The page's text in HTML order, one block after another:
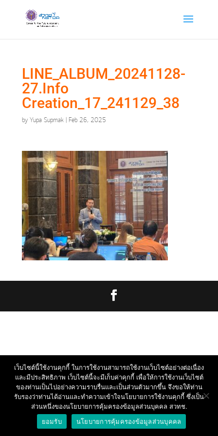
LINE_ALBUM_20241128-
27.Info
Creation_17_241129_38
by Yupa Supmak| Feb 26, 2025
เว็บไซต์นี้ใช้งานคุกกี้ ในการใช้งานสามารถใช้งานเว็บไซต์อย่างต่อเนื่อง
และมีประสิทธิภาพ เว็บไซต์นี้จะมีเก็บค่าคุกกี้ เพื่อให้การใช้งานเว็บไซต์
ของท่านเป็นไปอย่างความราบรื่นและเป็นส่วนตัวมากขึ้น จึงขอให้ท่าน
รับรองว่าท่านได้อ่านและทำความเข้าใจนโยบายการใช้งานคุกกี้ ซึ่งเป็น
ส่วนหนึ่งของนโยบายการคุ้มครองข้อมูลส่วนบุคคล สวทช.
ยอมรับ
นโยบายการคุ้มครองข้อมูลส่วนบุคคล